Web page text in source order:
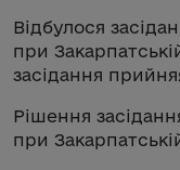
Відбулося
при
засідання
Рішення
при